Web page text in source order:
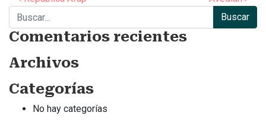
Buscar:
Comentarios recientes
Archivos
Categorías
No hay categorías